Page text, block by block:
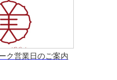
ク営業日のご案内